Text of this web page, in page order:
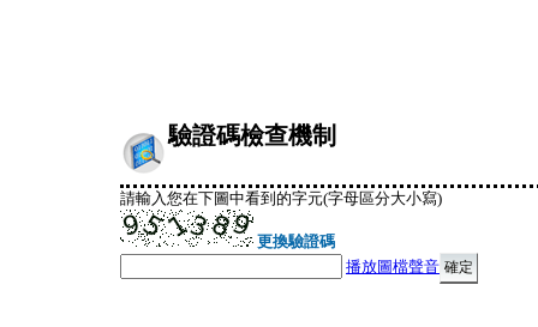
驗證碼檢查機制
請輸入您在下圖中看到的字元(字母區分大小寫)
更換驗證碼
播放圖檔聲音